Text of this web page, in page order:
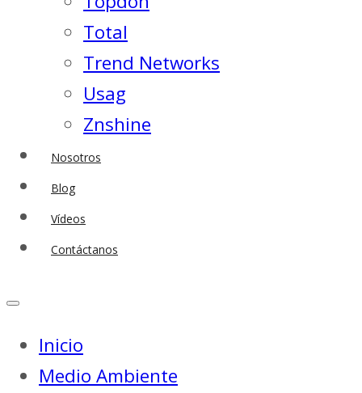
Total
Trend Networks
Usag
Znshine
Nosotros
Blog
Vídeos
Contáctanos
Inicio
Medio Ambiente